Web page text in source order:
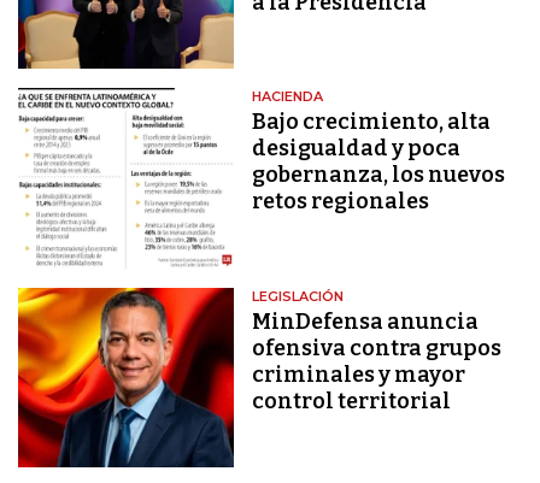
HACIENDA
Bajo crecimiento, alta
desigualdad y poca
gobernanza, los nuevos
retos regionales
LEGISLACIÓN
MinDefensa anuncia
ofensiva contra grupos
criminales y mayor
control territorial